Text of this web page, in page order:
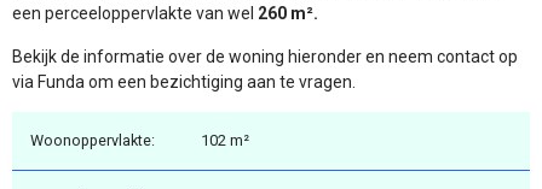
een perceeloppervlakte van wel 260 m².
Bekijk de informatie over de woning hieronder en neem contact op
via Funda om een bezichtiging aan te vragen.
Woonoppervlakte: 102 m²